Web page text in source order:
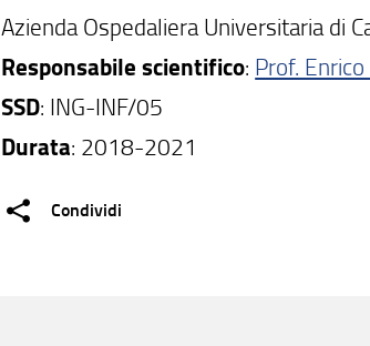
Azienda Ospedaliera Universitaria di
Responsabile scientifico: Prof.
SSD: ING-INF/05
Durata: 2018-2021
Condividi